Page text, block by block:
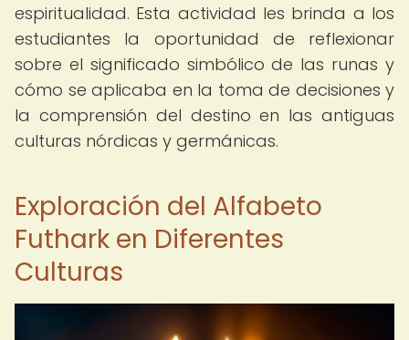
espiritualidad. Esta actividad les brinda a los
estudiantes la oportunidad de reflexionar
sobre el significado simbólico de las runas y
cómo se aplicaba en la toma de decisiones y
la comprensión del destino en las antiguas
culturas nórdicas y germánicas.
Exploración del Alfabeto
Futhark en Diferentes
Culturas